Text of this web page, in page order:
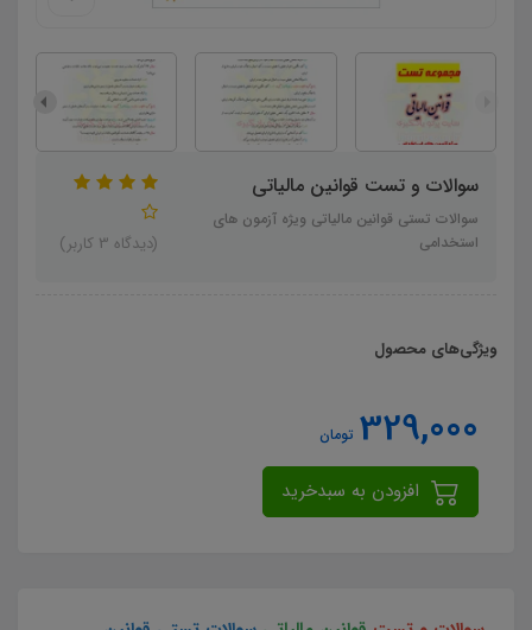
سوالات و تست قوانین مالیاتی
سوالات تستی قوانین مالیاتی ویژه آزمون های
استخدامی
(دیدگاه 3 کاربر)
ویژگی‌های محصول
329,000 تومان